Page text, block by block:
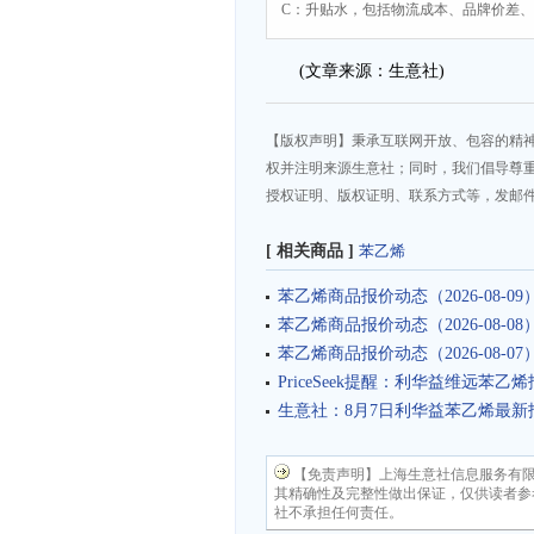
C：升贴水，包括物流成本、品牌价差
(文章来源：生意社)
【版权声明】秉承互联网开放、包容的
权并注明来源生意社；同时，我们倡导尊
授权证明、版权证明、联系方式等，发邮
[ 相关商品 ] 苯乙烯
苯乙烯商品报价动态（2026-08-09
苯乙烯商品报价动态（2026-08-08
苯乙烯商品报价动态（2026-08-07
PriceSeek提醒：利华益维远苯乙
生意社：8月7日利华益苯乙烯最新
【免责声明】上海生意社信息服务有
其精确性及完整性做出保证，仅供读者
社不承担任何责任。